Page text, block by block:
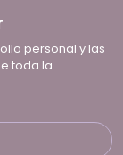
personal y las
toda la